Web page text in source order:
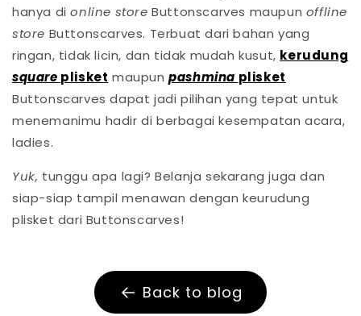
hanya dionline storeButtonscarves maupun offline
store Buttonscarves. Terbuat dari bahan yang
ringan, tidak licin, dan tidak mudah kusut, kerudung
square plisket maupunpashmina plisket
Buttonscarves dapat jadi pilihan yang tepat untuk
menemanimu hadir di berbagai kesempatan acara,
ladies.
Yuk, tunggu apa lagi? Belanja sekarang juga dan
siap-siap tampil menawan dengan keurudung
plisket dari Buttonscarves!
Back to blog